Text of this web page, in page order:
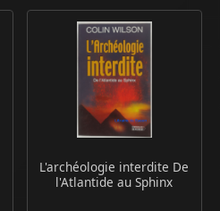
L'archéologie interdite De
l'Atlantide au Sphinx